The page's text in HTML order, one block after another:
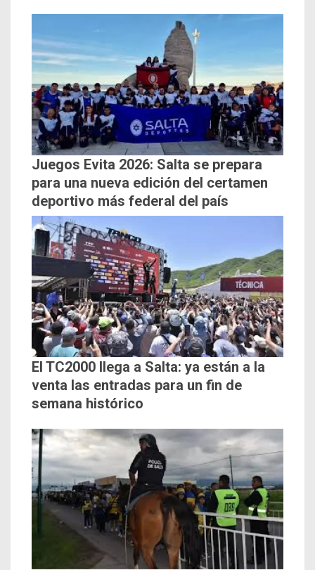
Juegos Evita 2026: Salta se prepara
para una nueva edición del certamen
deportivo más federal del país
El TC2000 llega a Salta: ya están a la
venta las entradas para un fin de
semana histórico